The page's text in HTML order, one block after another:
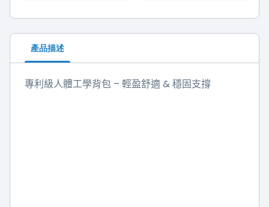
產品描述
專利級人體工學背包 – 輕盈舒適 & 穩固支撐